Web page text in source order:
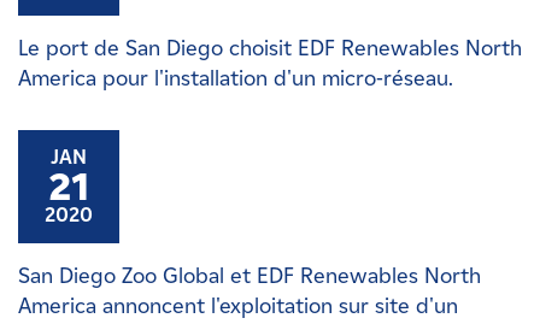
Le port de San Diego choisit EDF Renewables North
America pour l'installation d'un micro-réseau.
JAN
21
2020
San Diego Zoo Global et EDF Renewables North
America annoncent l'exploitation sur site d'un